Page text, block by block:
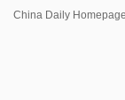
China Daily Homepage